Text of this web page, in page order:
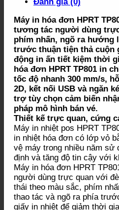
Máy in hóa đơn HPRT
tương tác người dùng
phím nhấn, ngõ ra hướng
trước thuận tiện thả cuộn
động in ấn tiết kiệm thời
hóa đơn HPRT TP801 in
tốc độ nhanh 300 mm/s,
2D, kết nối USB và ngăn
trợ tùy chọn cảm biến
pháp mô hình bán vé.
Thiết kế trực quan, cứng
Máy in nhiệt pos HPRT
in nhiệt hóa đơn có lớp vỏ
vệ máy trong nhiều năm sử
định và tăng độ tin cậy với
Máy in hóa đơn HPRT
người dùng trực quan với
thái theo màu sắc, phím
thao tác và ngõ ra phía
giấy in nhiệt để giảm thời